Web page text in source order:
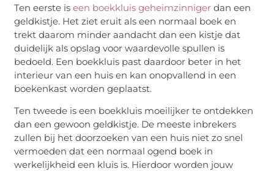
Ten eerste iseen boekkluis geheimzinniger dan een
geldkistje. Het ziet eruit als een normaal boek en
trekt daarom minder aandacht dan een kistje dat
duidelijk als opslag voor waardevolle spullen is
bedoeld. Een boekkluis past daardoor beter in het
interieur van een huis en kan onopvallend in een
boekenkast worden geplaatst.
Ten tweede is een boekkluis moeilijker te ontdekken
dan een gewoon geldkistje. De meeste inbrekers
zullen bij het doorzoeken van een huis niet zo snel
vermoeden dat een normaal ogend boek in
werkelijkheid een kluis is. Hierdoor worden jouw